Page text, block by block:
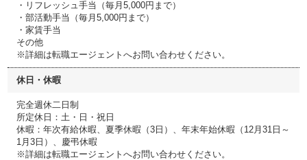
・リフレッシュ手当（毎月5,000円まで）
・部活動手当（毎月5,000円まで）
・家賃手当
その他
※詳細は転職エージェントへお問い合わせください。
休日・休暇
完全週休二日制
所定休日：土・日・祝日
休暇：年次有給休暇、夏季休暇（3日）、年末年始休暇（12月31日～
1月3日）、慶弔休暇
※詳細は転職エージェントへお問い合わせください。